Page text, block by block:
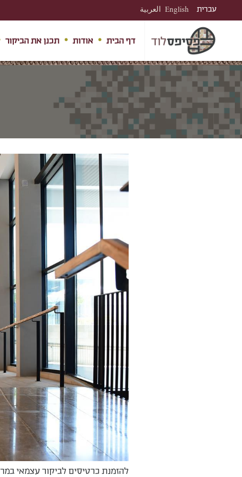
עברית English العربية
דף הבית אודות תכנן את הביקור
להזמנת כרטיסים לביקור עצמאי